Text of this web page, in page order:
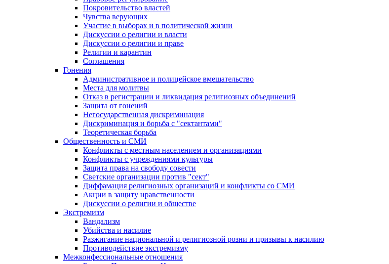
Покровительство властей
Чувства верующих
Участие в выборах и в политической жизни
Дискуссии о религии и власти
Дискуссии о религии и праве
Религии и карантин
Соглашения
Гонения
Административное и полицейское вмешательство
Места для молитвы
Отказ в регистрации и ликвидация религиозных объединений
Защита от гонений
Негосударственная дискриминация
Дискриминация и борьба с "сектантами"
Теоретическая борьба
Общественность и СМИ
Конфликты с местным населением и организациями
Конфликты с учреждениями культуры
Защита права на свободу совести
Светские организации против "сект"
Диффамация религиозных организаций и конфликты со СМИ
Акции в защиту нравственности
Дискуссии о религии и обществе
Экстремизм
Вандализм
Убийства и насилие
Разжигание национальной и религиозной розни и призывы к насилию
Противодействие экстремизму
Межконфессиональные отношения